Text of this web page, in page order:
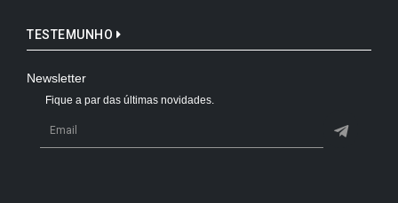
TESTEMUNHO
Newsletter
Fique a par das últimas novidades.